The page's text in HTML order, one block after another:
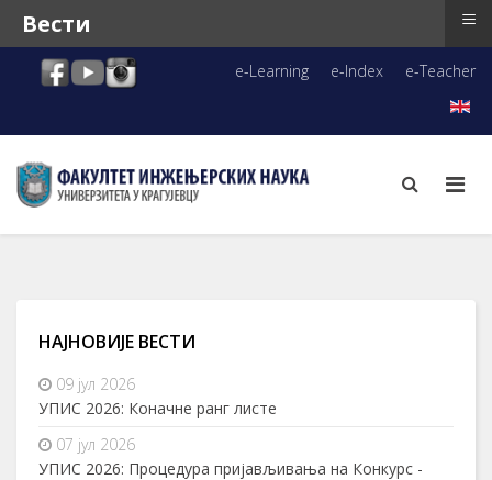
e-Learning e-Index e-Teacher
НАЈНОВИЈЕ ВЕСТИ
09 јул 2026
УПИС 2026: Коначне ранг листе
07 јул 2026
УПИС 2026: Процедура пријављивања на Конкурс -
Вести ≡